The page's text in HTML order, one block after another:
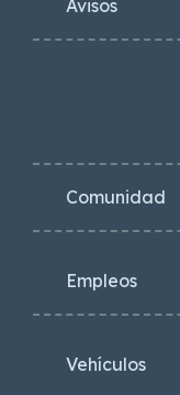
Avisos
Comunidad
Empleos
Vehículos